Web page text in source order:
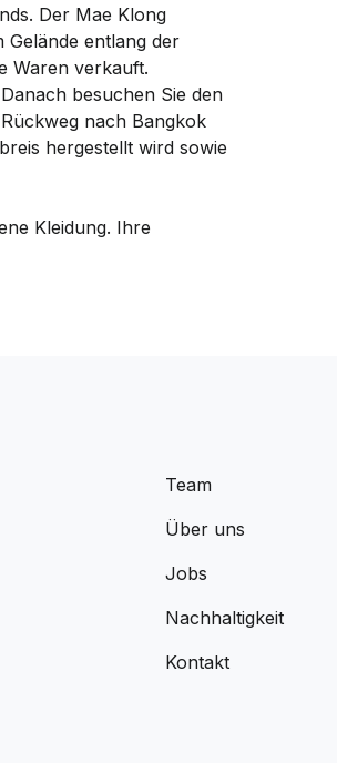
Der Mae Klong
entlang der
Waren verkauft.
besuchen Sie den
nach Bangkok
hergestellt wird sowie
Kleidung. Ihre
Team
Über uns
Jobs
Nachhaltigkeit
Kontakt